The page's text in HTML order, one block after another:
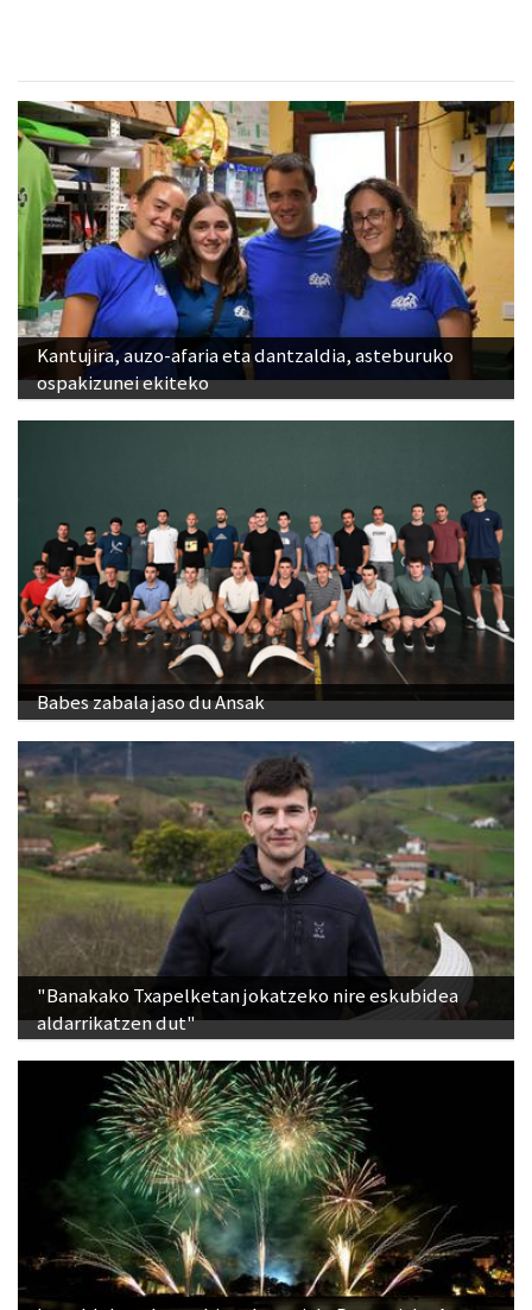
Kantujira, auzo-afaria eta dantzaldia, asteburuko
ospakizunei ekiteko
Babes zabala jaso du Ansak
"Banakako Txapelketan jokatzeko nire eskubidea
aldarrikatzen dut"